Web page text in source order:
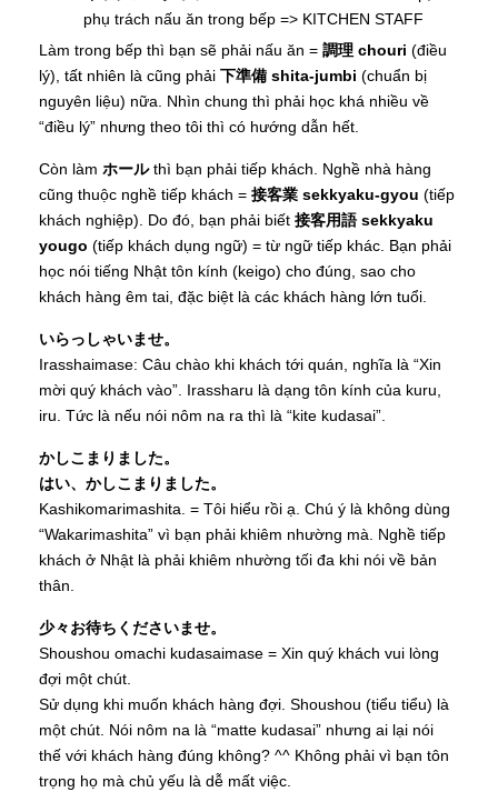
phụ trách nấu ăn trong bếp => KITCHEN STAFF
Làm trong bếp thì bạn sẽ phải nấu ăn = 調理 chouri (điều
lý), tất nhiên là cũng phải 下準備 shita-jumbi (chuẩn bị
nguyên liệu) nữa. Nhìn chung thì phải học khá nhiều về
“điều lý” nhưng theo tôi thì có hướng dẫn hết.
Còn làm ホールthì bạn phải tiếp khách. Nghề nhà hàng
cũng thuộc nghề tiếp khách = 接客業 sekkyaku-gyou (tiếp
khách nghiệp). Do đó, bạn phải biết 接客用語 sekkyaku
yougo (tiếp khách dụng ngữ) = từ ngữ tiếp khác. Bạn phải
học nói tiếng Nhật tôn kính (keigo) cho đúng, sao cho
khách hàng êm tai, đặc biệt là các khách hàng lớn tuổi.
いらっしゃいませ。
Irasshaimase: Câu chào khi khách tới quán, nghĩa là “Xin
mời quý khách vào”. Irassharu là dạng tôn kính của kuru,
iru. Tức là nếu nói nôm na ra thì là “kite kudasai”.
かしこまりました。
はい、かしこまりました。
Kashikomarimashita. = Tôi hiểu rồi ạ. Chú ý là không dùng
“Wakarimashita” vì bạn phải khiêm nhường mà. Nghề tiếp
khách ở Nhật là phải khiêm nhường tối đa khi nói về bản
thân.
少々お待ちくださいませ。
Shoushou omachi kudasaimase = Xin quý khách vui lòng
đợi một chút.
Sử dụng khi muốn khách hàng đợi. Shoushou (tiểu tiểu) là
một chút. Nói nôm na là “matte kudasai” nhưng ai lại nói
thế với khách hàng đúng không? ^^ Không phải vì bạn tôn
trọng họ mà chủ yếu là dễ mất việc.